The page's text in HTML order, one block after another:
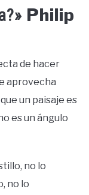
Philip
de hacer
aprovecha
un paisaje es
es un ángulo
no lo
no lo